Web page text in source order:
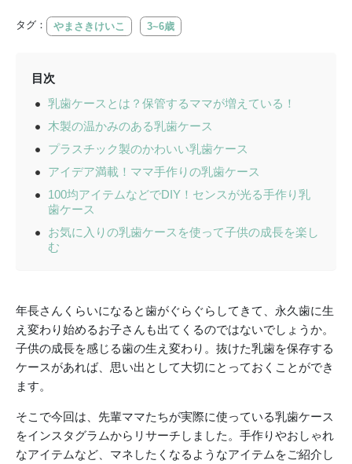
タグ： やまさきけいこ 3~6歳
目次
乳歯ケースとは？保管するママが増えている！
木製の温かみのある乳歯ケース
プラスチック製のかわいい乳歯ケース
アイデア満載！ママ手作りの乳歯ケース
100均アイテムなどでDIY！センスが光る手作り乳
歯ケース
お気に入りの乳歯ケースを使って子供の成長を楽し
む
年長さんくらいになると歯がぐらぐらしてきて、永久歯に生
え変わり始めるお子さんも出てくるのではないでしょうか。
子供の成長を感じる歯の生え変わり。抜けた乳歯を保存する
ケースがあれば、思い出として大切にとっておくことができ
ます。
そこで今回は、先輩ママたちが実際に使っている乳歯ケース
をインスタグラムからリサーチしました。手作りやおしゃれ
なアイテムなど、マネしたくなるようなアイテムをご紹介し